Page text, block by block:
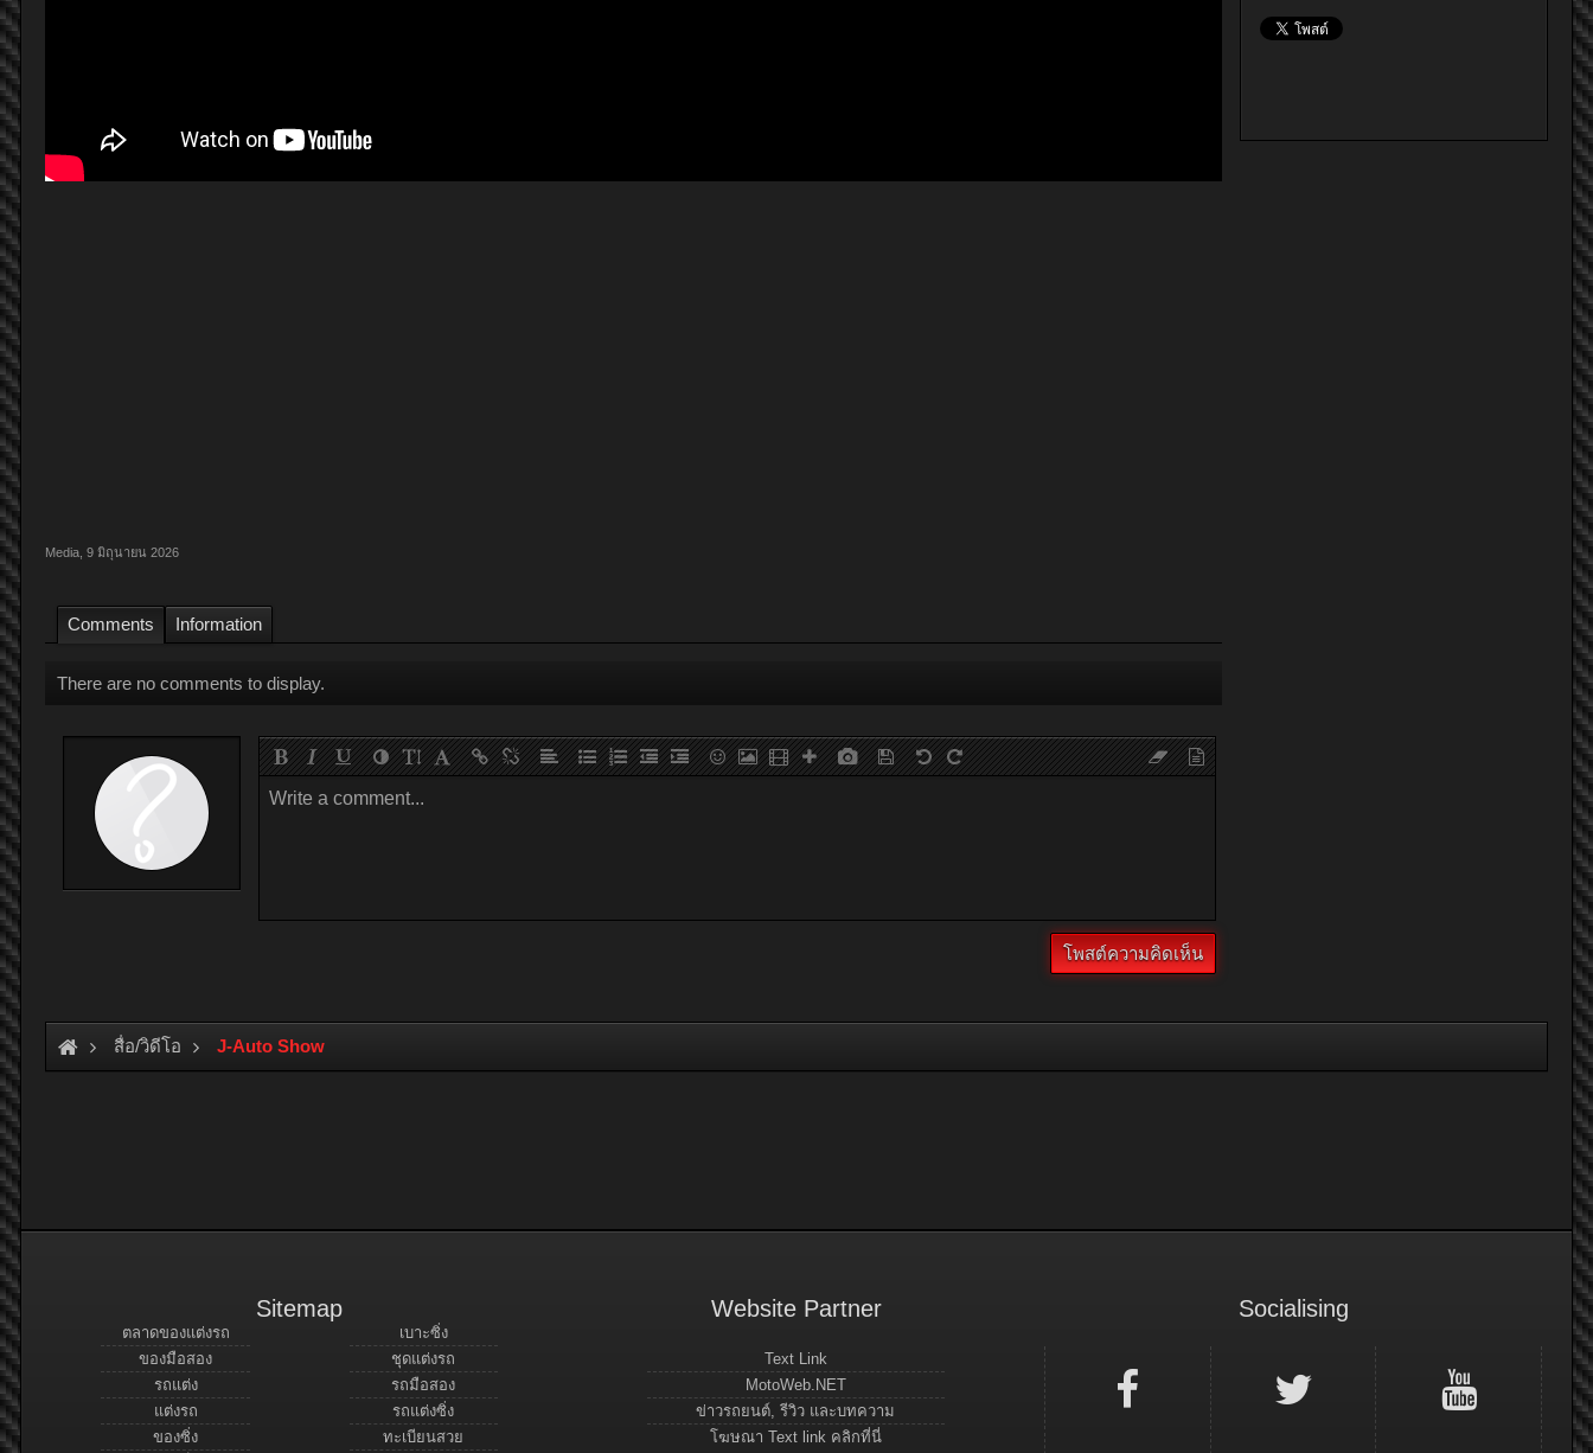
Media 9 มิถุนายน 2026
Comments Information
There are no comments to display.
Write a comment...
สื่อ/วิดีโอ J-Auto Show
Sitemap
ตลาดของแต่งรถ
ของมือสอง
รถแต่ง
แต่งรถ
ของซิ่ง
เบาะซิ่ง
ชุดแต่งรถ
รถมือสอง
รถแต่งซิ่ง
ทะเบียนสวย
Website Partner
Text Link
MotoWeb.NET
ข่าวรถยนต์, รีวิว และบทความ
โฆษณา Text link คลิกที่นี่
Socialising